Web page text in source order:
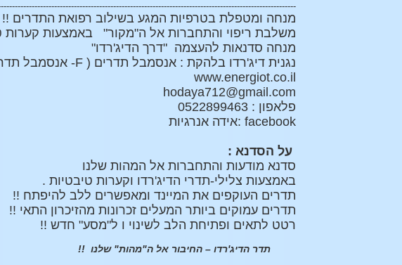
מנחה ומטפלת בטרפיות המגע בשילוב רפואת התדרים !!
משלבת ריפוי והתחברות אל ה"מקור" באמצעות קערות
מנחה סדנאות להעצמה "דרך הדיג'רדו"
נגנית דיג'רדו בלהקת : אנסמבל תדרים ( F- אנסמבל תדרים )
www.energiot.co.il
hodaya712@gmail.com
פלאפון : 0522899463
facebook :אידה אנרגיות
על הסדנא :
סדנא מודעות והתחברות אל המהות שלנו
באמצעות צלילי-תדרי הדיג'רדו וקערות טיבטיות .
תדרים העוקפים את המיינד ומאפשרים ללב להיפתח !!
תדרים עמוקים ביותר המעלים זכרונות מהזיכרון התאי !!
רטט לתאים ופתיחת הלב לשינוי ו ל"מסע" חדש !!
תדר הדיג'רדו – החיבור אל ה"מהות" שלנו !!